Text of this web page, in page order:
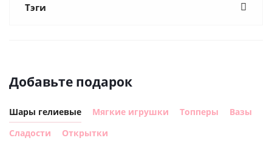
Тэги
Добавьте подарок
Шары гелиевые Мягкие игрушки Топперы
Вазы
Сладости
Открытки